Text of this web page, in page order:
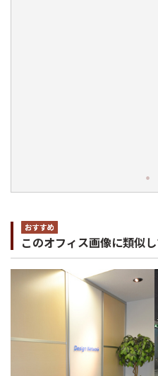
このオフィス画像に類似